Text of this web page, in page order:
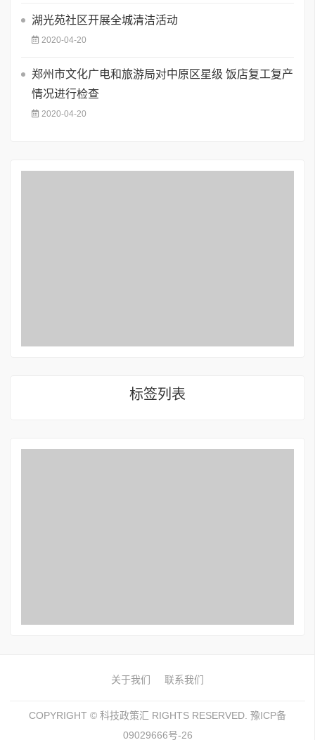
湖光苑社区开展全城清洁活动
2020-04-20
郑州市文化广电和旅游局对中原区星级 饭店复工复产
情况进行检查
2020-04-20
标签列表
关于我们 联系我们
COPYRIGHT © 科技政策汇 RIGHTS RESERVED. 豫ICP备
09029666号-26